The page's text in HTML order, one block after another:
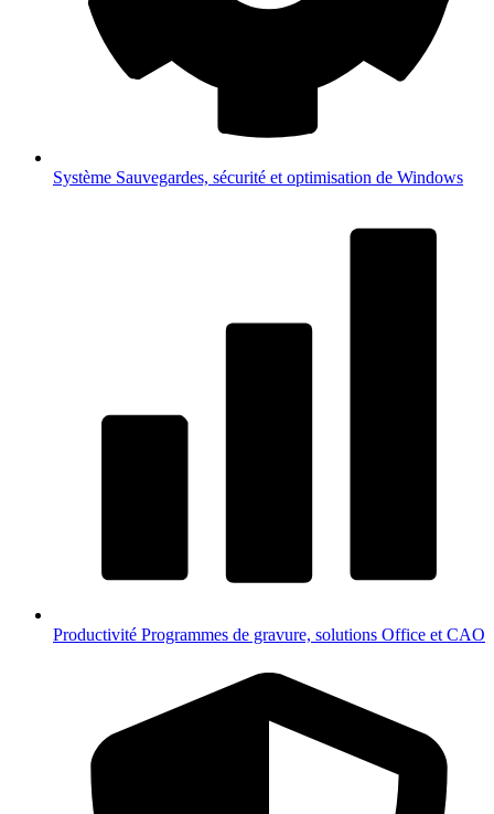
Système Sauvegardes, sécurité et optimisation de Windows
Productivité Programmes de gravure, solutions Office et CAO